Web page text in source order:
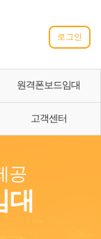
로그인
원격폰보드임대
고객센터
공
대